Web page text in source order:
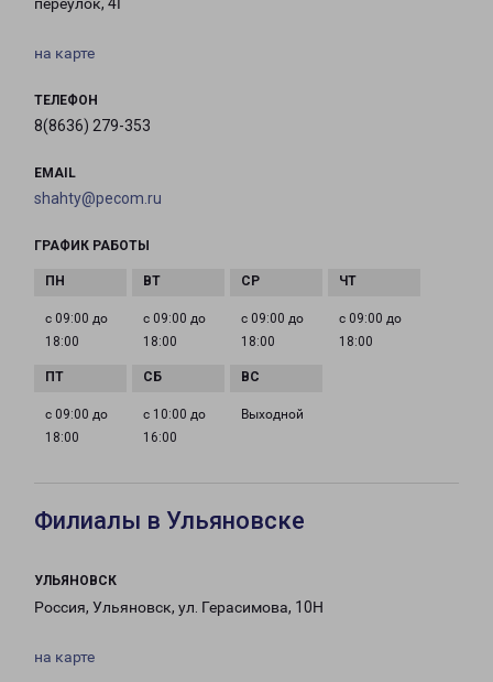
переулок, 4Г
на карте
ТЕЛЕФОН
8(8636) 279-353
EMAIL
shahty@pecom.ru
ГРАФИК РАБОТЫ
с 09:00 до
18:00
с 09:00 до
18:00
с 09:00 до
18:00
с 09:00 до
18:00
с 09:00 до
18:00
с 10:00 до
16:00
Выходной
Филиалы в Ульяновске
УЛЬЯНОВСК
Россия, Ульяновск, ул. Герасимова, 10Н
на карте